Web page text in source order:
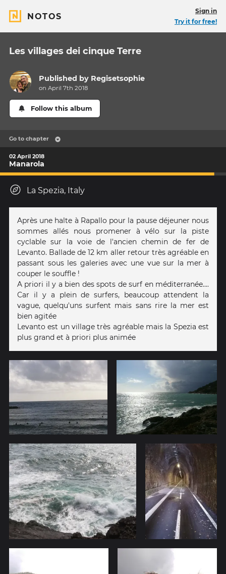
NOTOS
Sign in
Try it for free!
Les villages dei cinque Terre
Published by Regisetsophie
on April 7th 2018
Follow this album
Go to chapter
02 April 2018
Manarola
La Spezia, Italy
Après une halte à Rapallo pour la pause déjeuner nous
sommes allés nous promener à vélo sur la piste
cyclable sur la voie de l'ancien chemin de fer de
Levanto. Ballade de 12 km aller retour très agréable en
passant sous les galeries avec une vue sur la mer à
couper le souffle !
A priori il y a bien des spots de surf en méditerranée....
Car il y a plein de surfers, beaucoup attendent la
vague, quelqu'uns surfent mais sans rire la mer est
bien agitée
Levanto est un village très agréable mais la Spezia est
plus grand et à priori plus animée